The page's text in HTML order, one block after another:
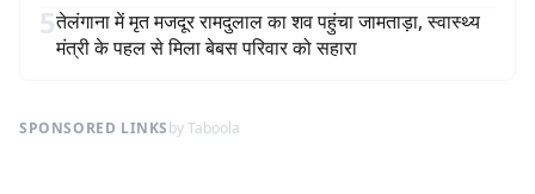
5तेलंगाना में मृत मजदूर रामदुलाल का शव पहुंचा जामताड़ा, स्वास्थ्य
मंत्री के पहल से मिला बेबस परिवार को सहारा
SPONSORED LINKSby Taboola